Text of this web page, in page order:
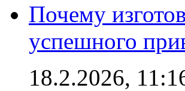
Почему
успешного
18.2.2026,